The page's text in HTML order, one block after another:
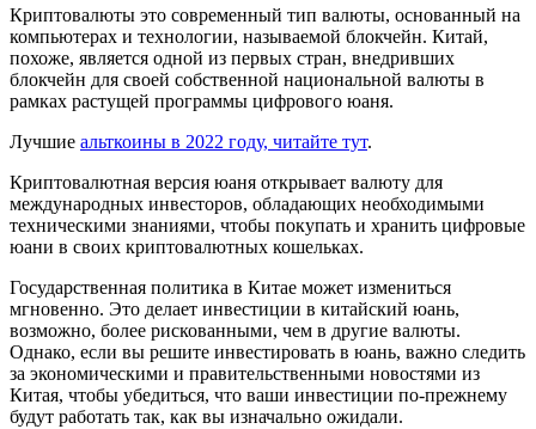
Криптовалюты это современный тип валюты, основанный на
компьютерах и технологии, называемой блокчейн. Китай,
похоже, является одной из первых стран, внедривших
блокчейн для своей собственной национальной валюты в
рамках растущей программы цифрового юаня.
Лучшие альткоины в 2022 году, читайте тут.
Криптовалютная версия юаня открывает валюту для
международных инвесторов, обладающих необходимыми
техническими знаниями, чтобы покупать и хранить цифровые
юани в своих криптовалютных кошельках.
Государственная политика в Китае может измениться
мгновенно. Это делает инвестиции в китайский юань,
возможно, более рискованными, чем в другие валюты.
Однако, если вы решите инвестировать в юань, важно следить
за экономическими и правительственными новостями из
Китая, чтобы убедиться, что ваши инвестиции по-прежнему
будут работать так, как вы изначально ожидали.